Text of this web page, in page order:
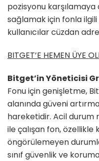
pozisyonu
sağlamak için fonla
kullanıcılar cüzdan
BITGET’E HEMEN ÜYE
Bitget’in Yöneticisi
Fonu için genişletme,
alanında güveni
hareketidir. Acil durum
ile çalışan fon, özellikle
öngörülemeyen
sınıf güvenlik ve